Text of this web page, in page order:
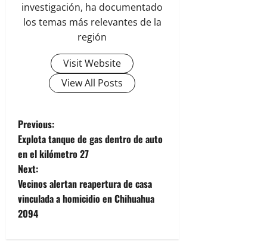
investigación, ha documentado
los temas más relevantes de la
región
Visit Website
View All Posts
P
o
s
t
Previous:
Explota tanque de gas dentro de auto
en el kilómetro 27
Next:
Vecinos alertan reapertura de casa
vinculada a homicidio en Chihuahua
2094